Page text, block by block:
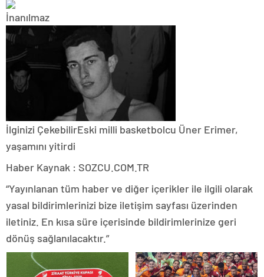
İlginizi ÇekebilirEski milli basketbolcu Üner Erimer,
yaşamını yitirdi
Haber Kaynak : SOZCU.COM.TR
“Yayınlanan tüm haber ve diğer içerikler ile ilgili olarak
yasal bildirimlerinizi bize iletişim sayfası üzerinden
iletiniz. En kısa süre içerisinde bildirimlerinize geri
dönüş sağlanılacaktır.”